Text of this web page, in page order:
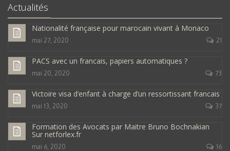
Actualités
Nationalité française pour marocain vivant à Monaco
mai 27, 2020 21
PACS avec un francais, papiers automatiques ?
mai 20, 2020 73
Victoire visa d’enfant à charge d’un ressortissant francais
mai 13, 2020 37
Formation des Avocats par Maitre Bruno Bochnakian
Sur netforlex.fr
mai 6, 2020 16